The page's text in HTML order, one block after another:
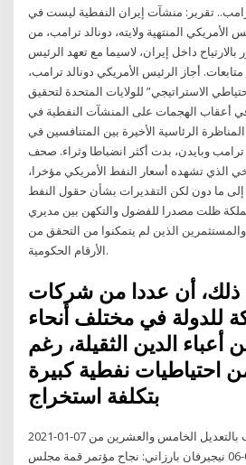
تقرير: منشآت إيران النفطية ليست في
المنتهية ولايته، دونالد ترامب، من
داخل إيران، لاسيما مع تعهد الرئيس
أجاز الرئيس الأمريكي دونالد ترامب،
الاستراتيجي” للولايات المتحدة لتحقيق
أعقاب الهجمات على المنشآت النفطية في
الرئاسية الأخيرة بين المتنافسين في
ترامب وبايدن، بدت أكثر انضباطا وثراء. صحف
الذي تشهده أسعار النفط الأمريكي مؤخرا،
إلى ما دون لكن التقديرات بشأن حقول النفط
ظلت مصدرا للفضول والتكهن بين مديري
الذين لم يتمكنوا من التحقق من
الأرقام الحكومية.
ذلك، أن عددا من شركات
للدولة في مختلف أنحاء
أعباء الدين الثقيلة، رغم
احتياطيات نفطية كبيرة
2021-01-07 مطالبات بمواجهة ترامب بالتعديل الخامس والعشرين من
الدستور الأميركي 2021-01-06 نيجيرفان بارزاني: نجاح مؤتمر قمة مجلس